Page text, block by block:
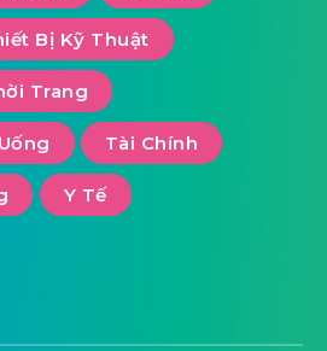
Bị Kỹ Thuật
Trang
Tài Chính
Y Tế